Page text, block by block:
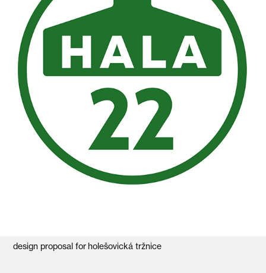
design proposal for holešovická tržnice